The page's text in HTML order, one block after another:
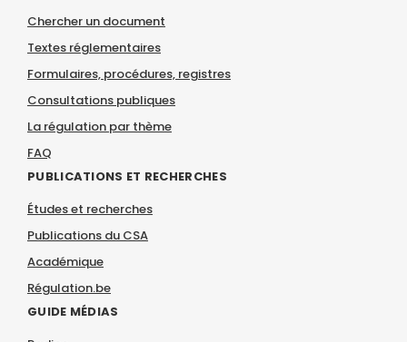
Chercher un document
Textes réglementaires
Formulaires, procédures, registres
Consultations publiques
La régulation par thème
FAQ
PUBLICATIONS ET RECHERCHES
Études et recherches
Publications du CSA
Académique
Régulation.be
GUIDE MÉDIAS